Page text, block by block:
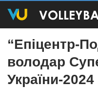
“Епіцентр-
володар
України-2024